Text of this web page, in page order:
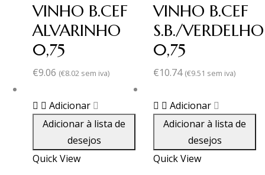
VINHO B.CEF
ALVARINHO
0,75
€9.06 (€8.02 sem iva)
VINHO B.CEF
S.B./VERDELHO
0,75
€10.74 (€9.51 sem iva)
Adicionar
Adicionar à lista de
desejos
Quick View
Adicionar
Adicionar à lista de
desejos
Quick View